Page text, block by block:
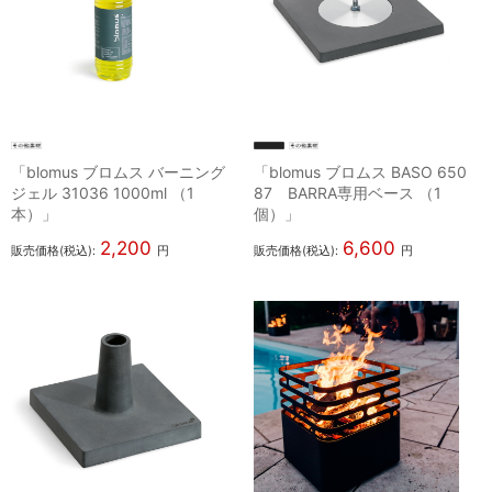
「blomus ブロムス バーニング
ジェル 31036 1000ml （1
本）」
販売価格(税込): 2,200 円
「blomus ブロムス BASO 650
87 BARRA専用ベース （1
個）」
販売価格(税込): 6,600 円